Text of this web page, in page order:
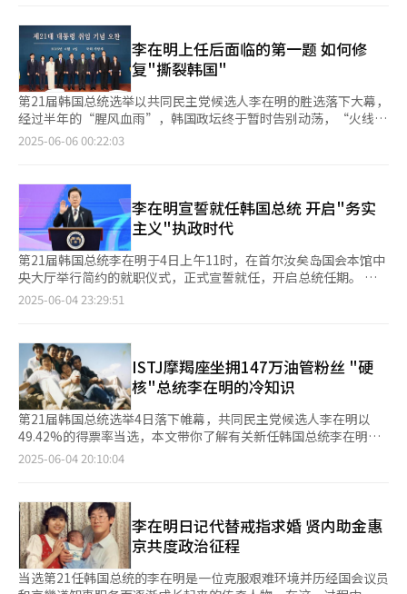
涨9.15%。具体来看，在卢泰愚（39.86%）、金泳三
（36.7%）、卢武铉（40.66%）和文在寅（7.48%）就职一年
后，KOSPI指数均出现上涨。相反，在金大中（-7.72%）、李明
博（-36.73%）、朴槿惠（-2.68%）和尹锡悦（-4.38%）就职一
年后的KOSPI指数则呈现下跌趋势。 ◆李在明政府上台 能否打破
魔咒？ 李在明在总统大选中获胜后，韩国股市迎来强势反弹。本
月4日，KOSPI指数跳涨2.66%报2770.84点；就职次日上午，
KOSPI指数上涨逾1%，突破2800点大关。 选举结果消除了影响证
实施戒严令而被弹劾，韩国陷入长达数月的政治领导层真空状态，
投资者一直在观望政局走向。 证券业界认为，李在明政府将出台
相关政策，解决长期困扰韩国股市的“韩国折价”（Korea
Discount）问题。“韩国折价”是指国际资本市场对韩国上市公
司估值长期低于全球同业的现象，其本质是投资者因担忧韩国企业
治理缺陷、财阀结构复杂性和政策风险，要求更高的风险补偿而压
低股价。 元大证券研究员金容求（音）指出：“新政府有望通过
财政和货币政策推动市场，并在制度层面解决韩国折价问题，预计
示，正式当选后将通过加入MSCI发达国家指数、打击操纵行为和
强化小微股东权利，提振市场信心。 此外，政府推动人工智能
（AI）产业发展的政策也将催生相关受益股。元大证券研究员白钟
民（音）表示：“新政府对AI产业的中长期发展方向将持续明确，
7月即将部分AI企业值得重点关注。” 证券业界普遍预计，6月
KOSPI指数有望最高上涨至2800点。三星证券将6月KOSPI指数的
预测区间定在2500至2800点之间；大信证券和元大证券则预估在
3000点抱有期待。尽管特朗普相关不确定性仍然存在，但若新政
府加快推进相关政策落地，这一目标有望成为现实。” 韩国证券
市场对新政府上台后的表现抱有预期。一方面，证券股等有望维持
上涨趋势；另一方面，美国前总统特朗普的关税政策可能成为股市
上涨的最大制约因素。
的发展寄予厚望。 过去几年，中韩关系因多种复杂的因素陷入低
潮，尤其是在前总统尹锡悦执政时期，“一边倒”外交令双边交流
与互信均显著下降，他在台海、半岛事务等敏感问题上发表的不当
言论引发中方严正关切。去年宣布紧急戒严后，为了让戒严合理化
和转移危机焦点，竟刻意炒作“外部威胁论”，一系列的“骚操
作”将脏水泼向中国，煽动国内的反华情绪，导致在韩国生活、学
习、工作的中国人遭受无妄之灾，最甚之时连中国记者外出采访时
也会受到极端右翼势力的干扰，联合国也罕见地对韩国国内的反华
虑和遗憾。 新上任的总统李在明对于大多数中国人来说并不陌
生，这位草根出身的总统政治风格较为强硬，他推崇的“务实外
交”主张将国家利益放在首位，突破意识形态壁垒，与主要国家建
立稳定、理性的外交关系。这与尹锡悦一味强调“价值观”、盲目
倾斜美国的外交路线形成鲜明对比。 李在明在竞选过程中曾表示
上任后将改善中韩关系，这一明确的信号为处于低谷的两国关系带
来了实质性的希望。我们期待可以看到新政府更积极的对华政策，
回应中方释放的善意，开启发展的新篇章。
李在明上任后面临的第一题 如何修
复"撕裂韩国"
第21届韩国总统选举以共同民主党候选人李在明的胜选落下大幕，
经过半年的“腥风血雨”，韩国政坛终于暂时告别动荡，“火线上
岗”的李在明面临的是被前总统尹锡悦“紧急戒严”而严重撕裂的
明必须化解政治矛盾，展现出包容对立阵营的领导才能。 上届总
统选举后，韩国的政治对立愈演愈烈，李在明当时以0.73%的微弱
差距输给尹锡悦，趋于极端的阵营对立波及至对整个社会的不信
任，导致民众陷入“政治疲劳”。在去年举行的第22届国会议员选
举中，共同民主党大获全胜，“朝小野大”的局面令矛盾愈发尖
锐。 共同民主党凭借在国会的绝对议席优势，单方面推动《粮食
管理法》等多项法案，尹锡悦连续行使否决权，与在野党“正面
刚”，并最终引发史无前例的“12·3·紧急戒严”，将自己逼上
裂为支持和反对弹劾的两派，情绪对立的鸿沟难以弥合。 专家一
致认为，李在明面临的当务之急是化解政治纷争、团结四分五裂的
民心。据韩国统计厅去年实施的调查，超过八成的韩国人认为目前
韩国社会面临的最尖锐矛盾是进步与保守之间的理念矛盾。 李在
明在当选后发表的讲话中，也再三强调了国民团结的重要性，他将
克服内乱、恢复民生、维护国民安全和韩半岛和平当做首要任务，
并强调将以实现国民团结为最终目标。 李在明表示：“总统的责
任是团结国民，我绝不会忘记，真正的总统不是掌握权力的人，而
李在明掌握施政主动权的机会，同时也将成为检验其执政能力的试
金石。若一味以来议席优势单方面推动政策，或丧失改革的正当
性，背离促进国民团结的初衷，因此与在野党的合作与沟通比任何
时候都更重要。 在竞选总统过程中，李在明始终将“团结”视为
最高价值，并承诺将成为真正的“大统领”而不是“半统领”。在
4日举行的就职典礼上，李在明佩戴一条红蓝相间的领带，由于蓝
2025-06-06 00:22:03
李在明宣誓就任韩国总统 开启"务实
主义"执政时代
第21届韩国总统李在明于4日上午11时，在首尔汝矣岛国会本馆中
央大厅举行简约的就职仪式，正式宣誓就任，开启总统任期。 此
次大选因前总统尹锡悦遭弹劾而提前举行，李在明在未设立总统交
序。 行政安全部表示，为贯彻“最大限度减少国政空白”的施政
基调，本届总统就职典礼大幅删减传统礼仪程序，取消了包括开放
青瓦台、军乐队鸣放礼炮及大型文艺演出等活动。 当天现场出席
人员约300人，包括国会议长禹元植、最高法院院长曺喜大等五大
宪政机关首长，以及各党派代表、国会议员和国务委员等主要政界
人士。 李在明在就职致辞中首先表示，今后将秉持实现“国民大
团结”的总统职责，致力于成为包容并服务全体国民的“全民总
统”。他强调，将严肃面对国民赋予的“建设新国家”的历史命
冷漠与失能而陷入困境的民生与经济，以及被装甲车与自动武器践
踏的民主主义。” 李在明表示，韩国正站在历史性转型的十字路
口，民生、经济、外交、安全和民主等各领域正面临多重危机叠
加。他援引“六月玫瑰”的意象称：“就像玫瑰即使身处阴影也终
将向阳绽放，国民也在混乱与绝望中找到了前行的方向。” 他
将“恢复民生、振兴经济”列为施政首要任务，宣布将立即启动紧
2025-06-04 23:29:51
ISTJ摩羯座坐拥147万油管粉丝 "硬
核"总统李在明的冷知识
第21届韩国总统选举4日落下帷幕，共同民主党候选人李在明以
49.42%的得票率当选，本文带你了解有关新任韩国总统李在明的
各种信息。 根据共同民主党公开的资料，李在明的爱好为围棋、
ISTJ（物流师型人格），被认为是正直诚实、细心负责、务实可
靠、乐于奉献，倾向于有计划，有系统，刻苦深入的现实主义者，
是总能将任务按计划完成的“规划者和检查员”。 李在明印象最
深的电影为《欢迎来到东莫村》，这部上映于2005年的电影讲述
的是1950年朝鲜战争之际，五名分别来自朝鲜和韩国的军人以及
2025-06-04 20:10:04
李在明日记代替戒指求婚 贤内助金惠
京共度政治征程
当选第21任韩国总统的李在明是一位克服艰难环境并历经国会议员